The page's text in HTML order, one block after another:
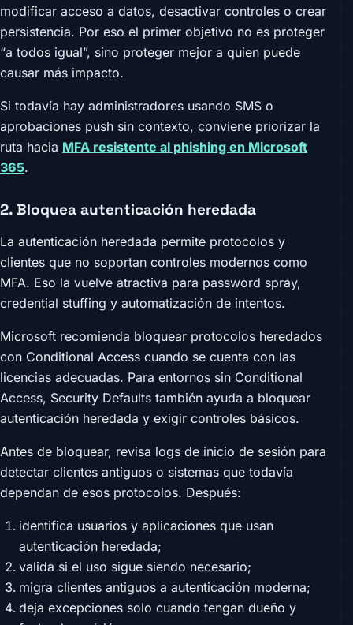
modificar acceso a datos, desactivar controles o crear
persistencia. Por eso el primer objetivo no es proteger
“a todos igual”, sino proteger mejor a quien puede
causar más impacto.
Si todavía hay administradores usando SMS o
aprobaciones push sin contexto, conviene priorizar la
ruta hacia MFA resistente al phishing en Microsoft
365.
2. Bloquea autenticación heredada
La autenticación heredada permite protocolos y
clientes que no soportan controles modernos como
MFA. Eso la vuelve atractiva para password spray,
credential stuffing y automatización de intentos.
Microsoft recomienda bloquear protocolos heredados
con Conditional Access cuando se cuenta con las
licencias adecuadas. Para entornos sin Conditional
Access, Security Defaults también ayuda a bloquear
autenticación heredada y exigir controles básicos.
Antes de bloquear, revisa logs de inicio de sesión para
detectar clientes antiguos o sistemas que todavía
dependan de esos protocolos. Después:
identifica usuarios y aplicaciones que usan
autenticación heredada;
valida si el uso sigue siendo necesario;
migra clientes antiguos a autenticación moderna;
deja excepciones solo cuando tengan dueño y